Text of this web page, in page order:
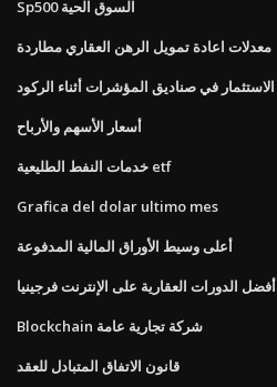
Sp500 السوق الحية
معدلات اعادة تمويل الرهن العقاري مطاردة
الاستثمار في صناديق المؤشرات أثناء الركود
أسعار الأسهم والأرباح
خدمات النفط الطليعية etf
Grafica del dolar ultimo mes
أعلى وسيط الأوراق المالية المدفوعة
أفضل الدورات العقارية على الإنترنت فرجينيا
Blockchain شركة تجارية عامة
قانون الاتفاق المتبادل للعقد